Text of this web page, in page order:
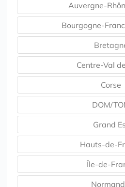
Auvergne-
Bourgogne-
Centre-Val
Corse
DOM/
Grand
Hauts-de-
Île-de-